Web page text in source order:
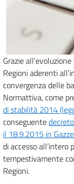
Grazie
Regioni aderenti
convergenza delle
Normattiva, come
di stabilità 2014
conseguente
il 18.9.2015 in
di accesso
tempestivamente
Regioni.